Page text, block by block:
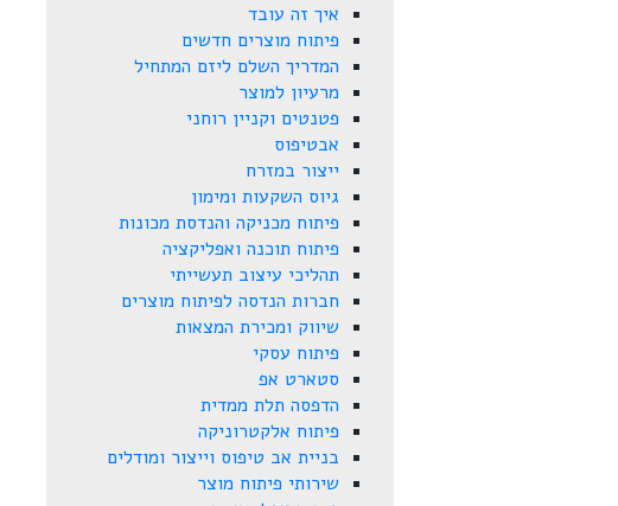
איך זה עובד
פיתוח מוצרים חדשים
המדריך השלם ליזם המתחיל
מרעיון למוצר
פטנטים וקניין רוחני
אבטיפוס
ייצור במזרח
גיוס השקעות ומימון
פיתוח מכניקה והנדסת מכונות
פיתוח תוכנה ואפליקציה
תהליכי עיצוב תעשייתי
חברות הנדסה לפיתוח מוצרים
שיווק ומכירת המצאות
פיתוח עסקי
סטארט אפ
הדפסה תלת ממדית
פיתוח אלקטרוניקה
בניית אב טיפוס וייצור ומודלים
שירותי פיתוח מוצר